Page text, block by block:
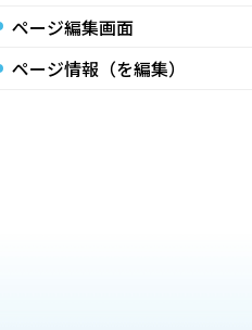
ページ編集画面
ページ情報（を編集）